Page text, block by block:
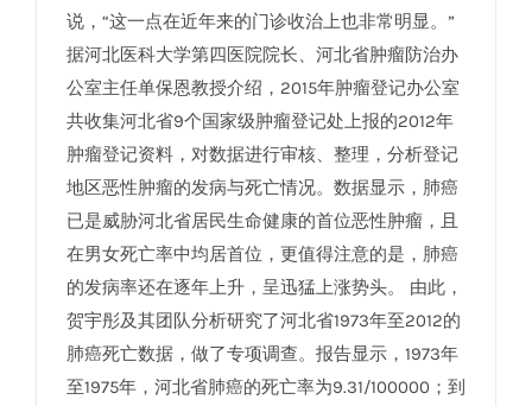
说，“这一点在近年来的门诊收治上也非常明显。”
据河北医科大学第四医院院长、河北省肿瘤防治办
公室主任单保恩教授介绍，2015年肿瘤登记办公室
共收集河北省9个国家级肿瘤登记处上报的2012年
肿瘤登记资料，对数据进行审核、整理，分析登记
地区恶性肿瘤的发病与死亡情况。数据显示，肺癌
已是威胁河北省居民生命健康的首位恶性肿瘤，且
在男女死亡率中均居首位，更值得注意的是，肺癌
的发病率还在逐年上升，呈迅猛上涨势头。 由此，
贺宇彤及其团队分析研究了河北省1973年至2012的
肺癌死亡数据，做了专项调查。报告显示，1973年
至1975年，河北省肺癌的死亡率为9.31/100000；到